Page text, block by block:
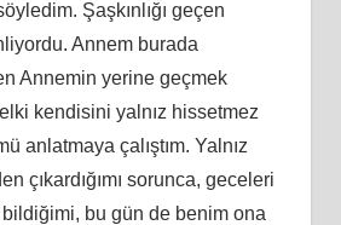
Şaşkınlığı geçen
Annem burada
Annemin yerine geçmek
kendisini yalnız hissetmez
anlatmaya çalıştım. Yalnız
çıkardığımı sorunca, geceleri
bu gün de benim ona